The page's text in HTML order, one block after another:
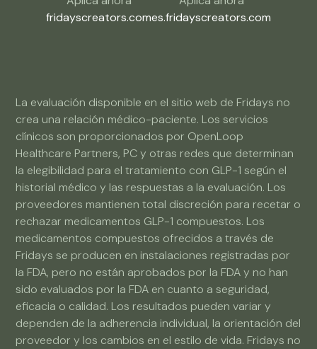
fridayscreators.comes.fridayscreators.com
La evaluación disponible en el sitio web de Fridays no
crea una relación médico-paciente. Los servicios
clínicos son proporcionados por OpenLoop
Healthcare Partners, PC y otras redes que determinan
la elegibilidad para el tratamiento con GLP-1 según el
historial médico y las respuestas a la evaluación. Los
proveedores mantienen total discreción para recetar o
rechazar medicamentos GLP-1 compuestos. Los
medicamentos compuestos ofrecidos a través de
Fridays se producen en instalaciones registradas por
la FDA, pero no están aprobados por la FDA y no han
sido evaluados por la FDA en cuanto a seguridad,
eficacia o calidad. Los resultados pueden variar y
dependen de la adherencia individual, la orientación del
proveedor y los cambios en el estilo de vida. Fridays no